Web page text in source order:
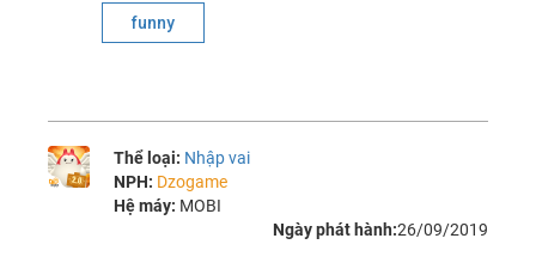
funny
Thể loại: Nhập vai
NPH: Dzogame
Hệ máy: MOBI
Ngày phát hành:26/09/2019